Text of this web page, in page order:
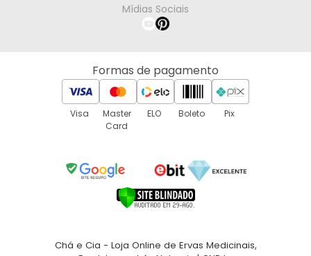
Política de Privacidade
Atacado de Chás e Temperos
Quem Somos
Mídias Sociais
Formas de pagamento
Visa
Master
Card
ELO Boleto Pix
Chá e Cia - Loja Online de Ervas Medicinais,